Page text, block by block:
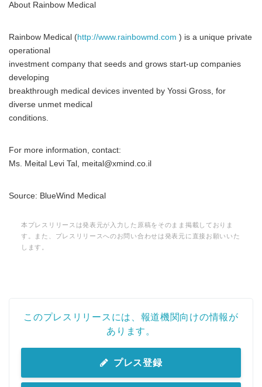
About Rainbow Medical
Rainbow Medical (http://www.rainbowmd.com ) is a unique private
operational
investment company that seeds and grows start-up companies
developing
breakthrough medical devices invented by Yossi Gross, for
diverse unmet medical
conditions.
For more information, contact:
Ms. Meital Levi Tal, meital@xmind.co.il
Source: BlueWind Medical
本プレスリリースは発表元が入力した原稿をそのまま掲載しておりま
す。また、プレスリリースへのお問い合わせは発表元に直接お願いいた
します。
このプレスリリースには、報道機関向けの情報が
あります。
プレス登録